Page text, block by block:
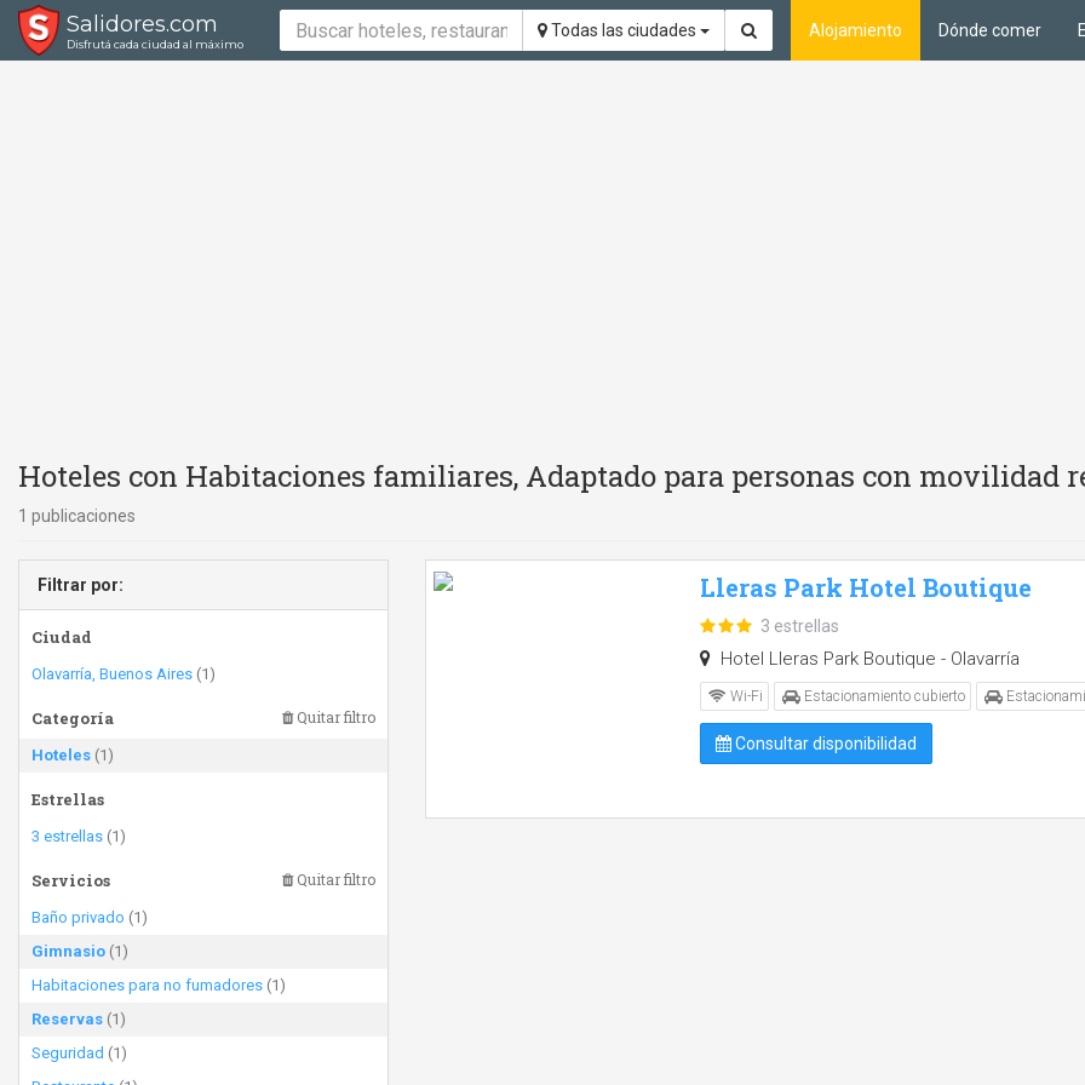
Salidores.com
Disfrutá cada ciudad al máximo
Todas las ciudades Alojamiento Dónde comer
Hoteles con Habitaciones familiares, Adaptado para personas con movilidad
1 publicaciones
Filtrar por:
Ciudad
Olavarría, Buenos Aires (1)
Categoría Quitar filtro
Hoteles (1)
Estrellas
3 estrellas (1)
Servicios Quitar filtro
Baño privado (1)
Gimnasio (1)
Habitaciones para no fumadores (1)
Reservas (1)
Seguridad (1)
Lleras Park Hotel Boutique
3 estrellas
Hotel Lleras Park Boutique - Olavarría
Wi-Fi Estacionamiento cubierto
Consultar disponibilidad